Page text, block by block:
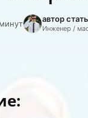
автор
Инженер /